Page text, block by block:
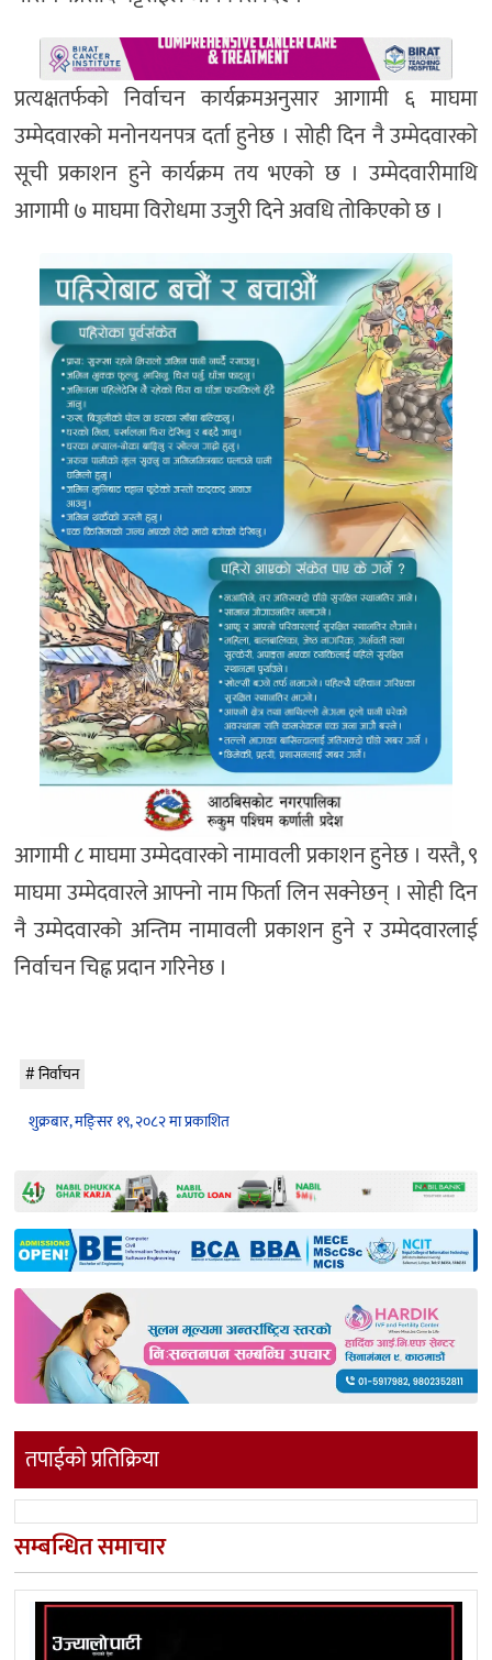
प्रत्यक्षतर्फको निर्वाचन कार्यक्रमअनुसार आगामी ६ माघमा
उम्मेदवारको मनोनयनपत्र दर्ता हुनेछ । सोही दिन नै उम्मेदवारको
सूची प्रकाशन हुने कार्यक्रम तय भएको छ । उम्मेदवारीमाथि
आगामी ७ माघमा विरोधमा उजुरी दिने अवधि तोकिएको छ ।
आगामी ८ माघमा उम्मेदवारको नामावली प्रकाशन हुनेछ । यस्तै, ९
माघमा उम्मेदवारले आफ्नो नाम फिर्ता लिन सक्नेछन् । सोही दिन
नै उम्मेदवारको अन्तिम नामावली प्रकाशन हुने र उम्मेदवारलाई
निर्वाचन चिह्न प्रदान गरिनेछ ।
निर्वाचन
शुक्रबार, मङि्सर १९, २०८२ मा प्रकाशित
तपाईको प्रतिक्रिया
सम्बन्धित समाचार